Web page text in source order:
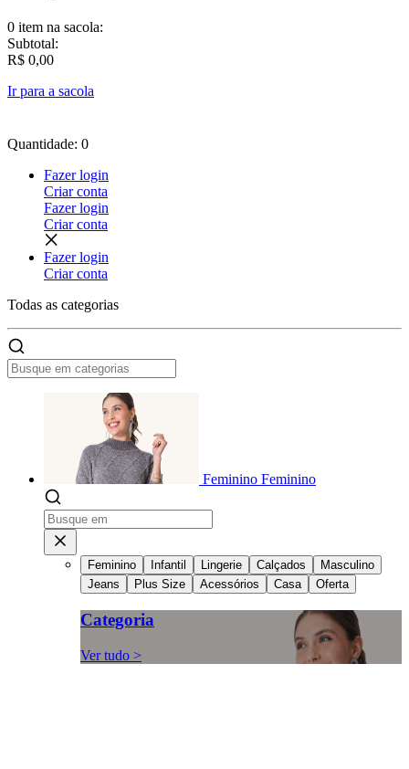
0 item na sacola:
Subtotal:
R$ 0,00
Ir para a sacola
Quantidade: 0
Fazer login
Criar conta
Fazer login
Criar conta
Fazer login
Criar conta
Todas as categorias
Feminino Feminino
Feminino Infantil Lingerie Calçados
Masculino
Jeans
Plus Size Acessórios Casa Oferta
Categoria
Ver tudo >